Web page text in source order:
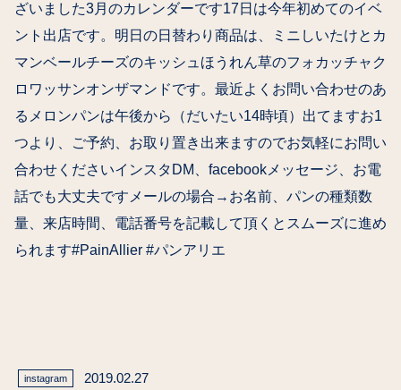
ざいました3月のカレンダーです17日は今年初めてのイベ
ント出店です。明日の日替わり商品は、ミニしいたけとカ
マンベールチーズのキッシュほうれん草のフォカッチャク
ロワッサンオンザマンドです。最近よくお問い合わせのあ
るメロンパンは午後から（だいたい14時頃）出てますお1
つより、ご予約、お取り置き出来ますのでお気軽にお問い
合わせくださいインスタDM、facebookメッセージ、お電
話でも大丈夫ですメールの場合→お名前、パンの種類数
量、来店時間、電話番号を記載して頂くとスムーズに進め
られます#PainAllier #パンアリエ
instagram 2019.02.27